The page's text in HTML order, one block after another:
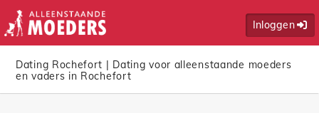
Inloggen
Dating Rochefort | Dating voor alleenstaande moeders
en vaders in Rochefort